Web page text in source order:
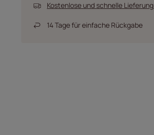
Kostenlose und schnelle Lieferung
14Tage für einfache Rückgabe